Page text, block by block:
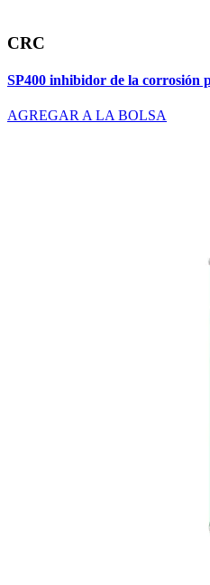
CRC
SP400 inhibidor de la corrosión
AGREGAR A LA BOLSA